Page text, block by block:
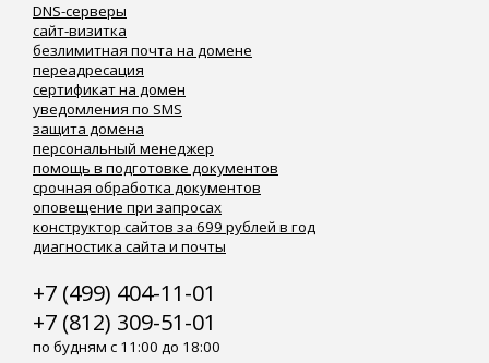
DNS-серверы
сайт-визитка
безлимитная почта на домене
переадресация
сертификат на домен
уведомления по SMS
защита домена
персональный менеджер
помощь в подготовке документов
срочная обработка документов
оповещение при запросах
конструктор сайтов за 699 рублей в год
диагностика сайта и почты
+7 (499) 404-11-01
+7 (812) 309-51-01
по будням с 11:00 до 18:00